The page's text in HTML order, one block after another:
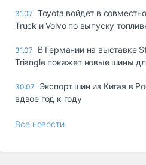
31.07 Toyota войдет в
Truck и Volvo по выпуску
31.07
В Германии на выставке
Triangle покажет новые шины
30.07
Экспорт шин из Китая в
вдвое год к году
Все новости